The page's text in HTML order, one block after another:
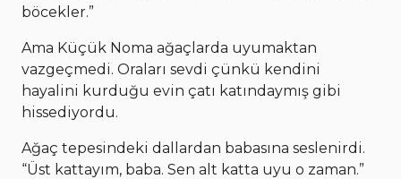
böcekler.”
Ama Küçük Noma ağaçlarda uyumaktan
vazgeçmedi. Oraları sevdi çünkü kendini
hayalini kurduğu evin çatı katındaymış gibi
hissediyordu.
Ağaç tepesindeki dallardan babasına seslenirdi.
“Üst kattayım, baba. Sen alt katta uyu o zaman.”